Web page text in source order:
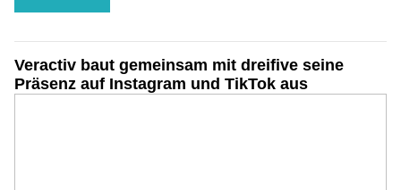
Veractiv baut gemeinsam mit dreifive seine
Präsenz auf Instagram und TikTok aus